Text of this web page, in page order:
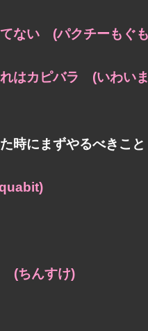
てない (パクチーもぐ
はカピバラ (いわい
時にまずやるべきこと
(ちんすけ)